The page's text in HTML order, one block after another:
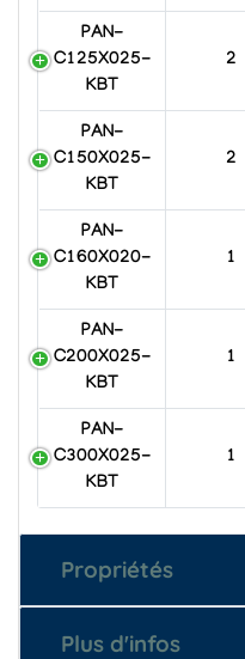
PAN-
C125X025-
KBT
2
PAN-
C150X025-
KBT
2
PAN-
C160X020-
KBT
1
PAN-
C200X025-
KBT
1
PAN-
C300X025-
KBT
1
Propriétés
Plus d'infos